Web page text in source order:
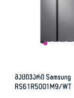
მაცივარი Samsung
RS61R5001M9/WT